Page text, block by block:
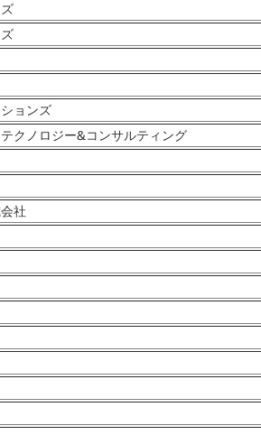
ョンズ
クノロジー&コンサルティング
社